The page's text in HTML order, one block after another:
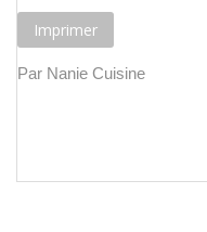
Imprimer
Par Nanie Cuisine